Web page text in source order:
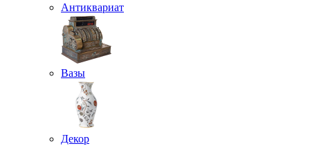
Антиквариат
Вазы
Декор